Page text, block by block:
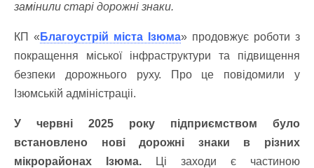
замінили старі дорожні знаки.
КП « Благоустрій міста Ізюма» продовжує роботи з
покращення міської інфраструктури та підвищення
безпеки дорожнього руху. Про це повідомили у
Ізюмській адміністраціі.
У червні 2025 року підприємством було
встановлено нові дорожні знаки в різних
мікрорайонах Ізюма. Ці заходи є частиною